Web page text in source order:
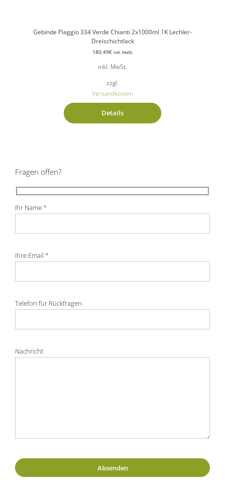
Gebinde Piaggio 334 Verde Chianti 2x1000ml 1K Lechler-
Dreischichtlack
180,49€ inkl. MwSt.
inkl. MwSt.
zzgl.
Versandkosten
Details
Fragen offen?
Ihr Name *
Ihre Email *
Telefon für Rückfragen
Nachricht